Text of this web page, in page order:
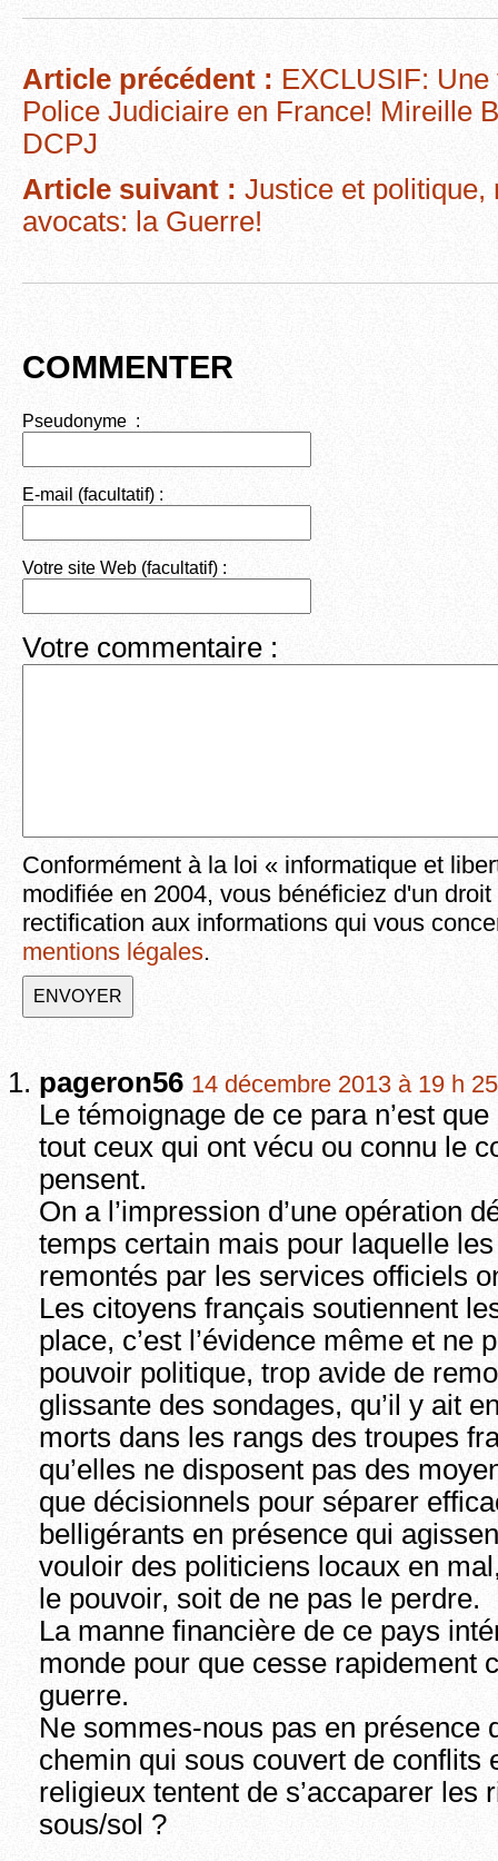
e
b
o
o
k
er
di
t
g
er
Article précédent : EXCLUSIF: Une
Police Judiciaire en France! Mireille
DCPJ
Article suivant : Justice et politique,
avocats: la Guerre!
COMMENTER
Pseudonyme :
E-mail (facultatif) :
Votre site Web (facultatif) :
Votre commentaire :
Conformément à la loi « informatique et
modifiée en 2004, vous bénéficiez d'un
rectification aux informations qui vous
mentions légales.
pageron56 14 décembre 2013 à 19 h
Le témoignage de ce para n’est
tout ceux qui ont vécu ou connu le
pensent.
On a l’impression d’une opération
temps certain mais pour laquelle
remontés par les services officiels
Les citoyens français soutiennent
place, c’est l’évidence même et ne
pouvoir politique, trop avide de
glissante des sondages, qu’il y ait
morts dans les rangs des troupes
qu’elles ne disposent pas des
que décisionnels pour séparer
belligérants en présence qui
vouloir des politiciens locaux en
le pouvoir, soit de ne pas le perdre.
La manne financière de ce pays
monde pour que cesse rapidement
guerre.
Ne sommes-nous pas en présence
chemin qui sous couvert de conflits
religieux tentent de s’accaparer les
sous/sol ?